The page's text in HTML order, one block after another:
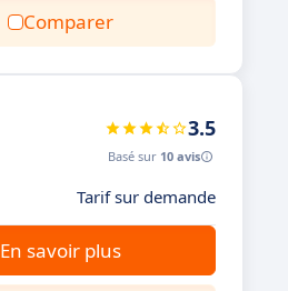
Comparer
3.5
Basé sur 10 avis
Tarif sur demande
En savoir plus